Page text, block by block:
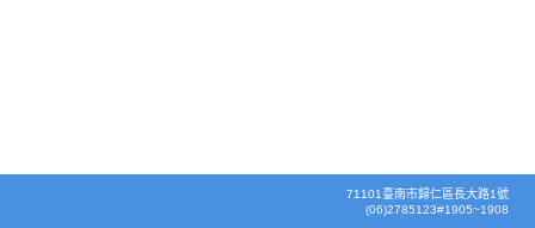
71101臺南市歸仁區長大路1號
(06)2785123#1905~1908